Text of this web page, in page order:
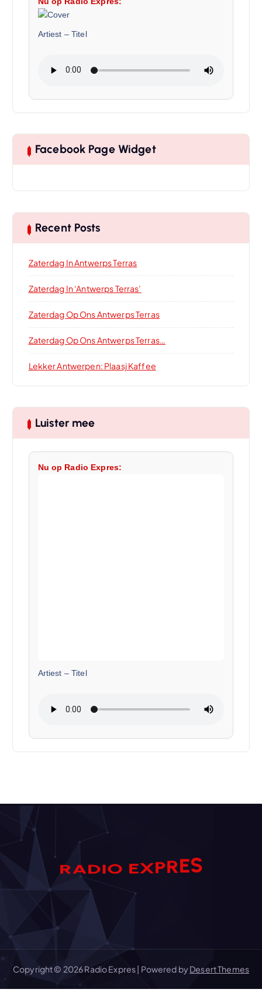
Artiest – Titel
Facebook Page Widget
Recent Posts
Zaterdag In Antwerps Terras
Zaterdag In ‘Antwerps Terras’
Zaterdag Op Ons Antwerps Terras
Zaterdag Op Ons Antwerps Terras…
Lekker Antwerpen: Plaasj Kaffee
Luister mee
Nu op Radio Expres:
Artiest – Titel
RADIO EXPRES
Copyright © 2026 Radio Expres | Powered byDesert Themes